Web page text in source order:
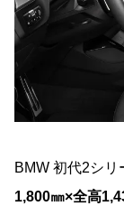
BMW 初代2シ
1,800㎜×全高